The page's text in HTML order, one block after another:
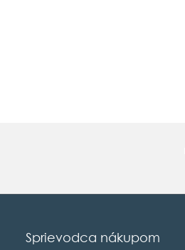
Sprievodca nákupom